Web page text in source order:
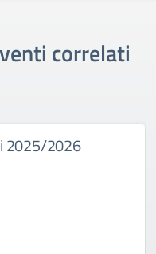
correlati
2025/2026